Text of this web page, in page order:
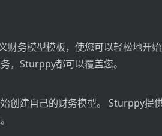
财务模型模板，使您可以轻松地开
，Sturppy都可以覆盖您。
创建自己的财务模型。 Sturppy提